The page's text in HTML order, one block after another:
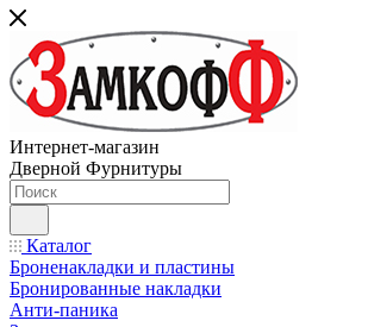
Интернет-магазин
Дверной Фурнитуры
Каталог
Броненакладки и пластины
Бронированные накладки
Анти-паника